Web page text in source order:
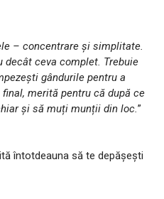
– concentrare și simplitate.
decât ceva complet. Trebuie
gândurile pentru a
merită pentru că după ce
și să muți munții din loc. ”
întotdeauna să te depășești